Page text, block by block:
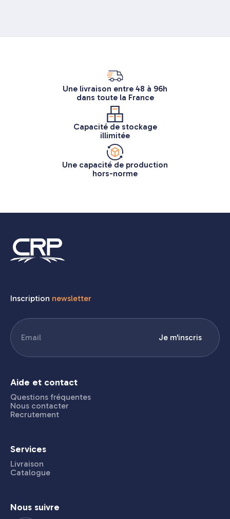
Une livraison entre 48 à 96h
dans toute la France
Capacité de stockage
illimitée
Une capacité de production
hors-norme
Inscription newsletter
E-
mail (Nécessaire) Je m'inscris
Aide et contact
Questions fréquentes
Nous contacter
Recrutement
Services
Livraison
Catalogue
Nous suivre